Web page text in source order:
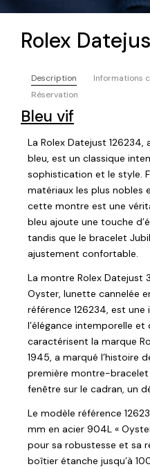
Rolex
Description
Informations
Réservation
Bleu vif
La Rolex Datejust
bleu, est un classique
sophistication et le style.
matériaux les plus nobles
cette montre est une
bleu ajoute une touche
tandis que le bracelet
ajustement confortable.
La montre Rolex Datejust
Oyster, lunette cannelée
référence 126234, est
l’élégance intemporelle
caractérisent la marque
1945, a marqué l’histoire
première montre-
fenêtre sur le cadran, un
Le modèle référence
mm en acier 904L «
pour sa robustesse et sa
boîtier étanche jusqu’à